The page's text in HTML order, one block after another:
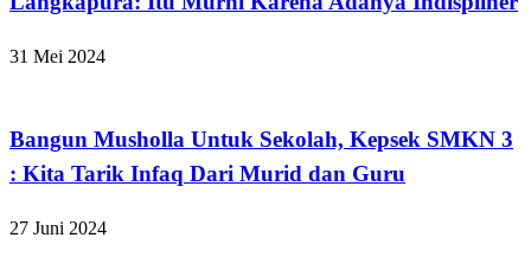
31 Mei 2024
Bangun Musholla Untuk Sekolah, Kepsek SMKN 3
: Kita Tarik Infaq Dari Murid dan Guru
27 Juni 2024